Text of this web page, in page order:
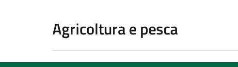
Agricoltura e pesca